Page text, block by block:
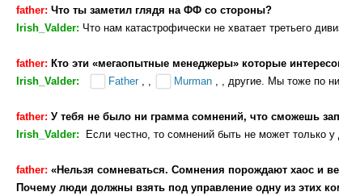
father: Что ты заметил глядя на ФФ со стороны?
Irish_Valder: Что нам катастрофически не хватает третьего
father: Кто эти «мегаопытные менеджеры» которые
Irish_Valder:
Father , , Murman , , другие. Мы тоже по
father: У тебя не было ни грамма сомнений, что сможешь
Irish_Valder: Если честно, то сомнений быть не может только
father: «Нельзя сомневаться. Сомнения порождают хаос и
Почему люди должны взять под управление одну из этих